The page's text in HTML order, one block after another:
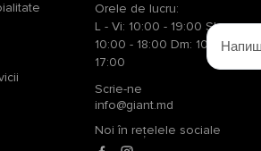
Orele de lucru:
L - Vi: 10:00 - 19:00 Sb:
10:00 - 18:00 Dm: 10:00 -
17:00
Scrie-ne
info@giant.md
Noi în rețelele sociale